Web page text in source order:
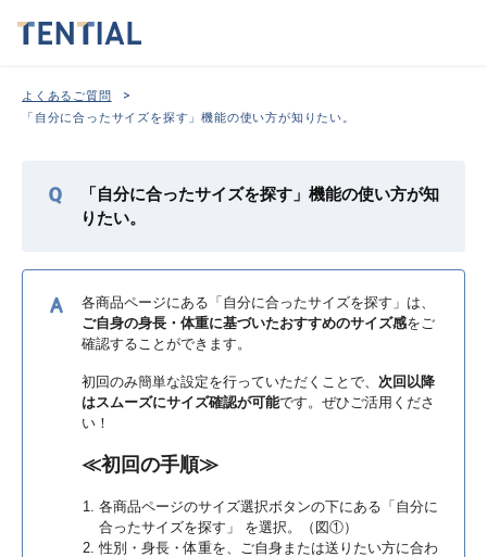
よくあるご質問 >
「自分に合ったサイズを探す」機能の使い方が知りたい。
「自分に合ったサイズを探す」機能の使い方が知
りたい。
各商品ページにある「自分に合ったサイズを探す」は、
ご自身の身長・体重に基づいたおすすめのサイズ感をご
確認することができます。
初回のみ簡単な設定を行っていただくことで、 次回以降
はスムーズにサイズ確認が可能です。ぜひご活用くださ
い！‍️
≪初回の手順≫
各商品ページのサイズ選択ボタンの下にある「自分に
合ったサイズを探す」 を選択。（図①）
性別・身長・体重を、ご自身または送りたい方に合わ